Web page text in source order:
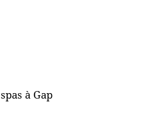
spas à Gap